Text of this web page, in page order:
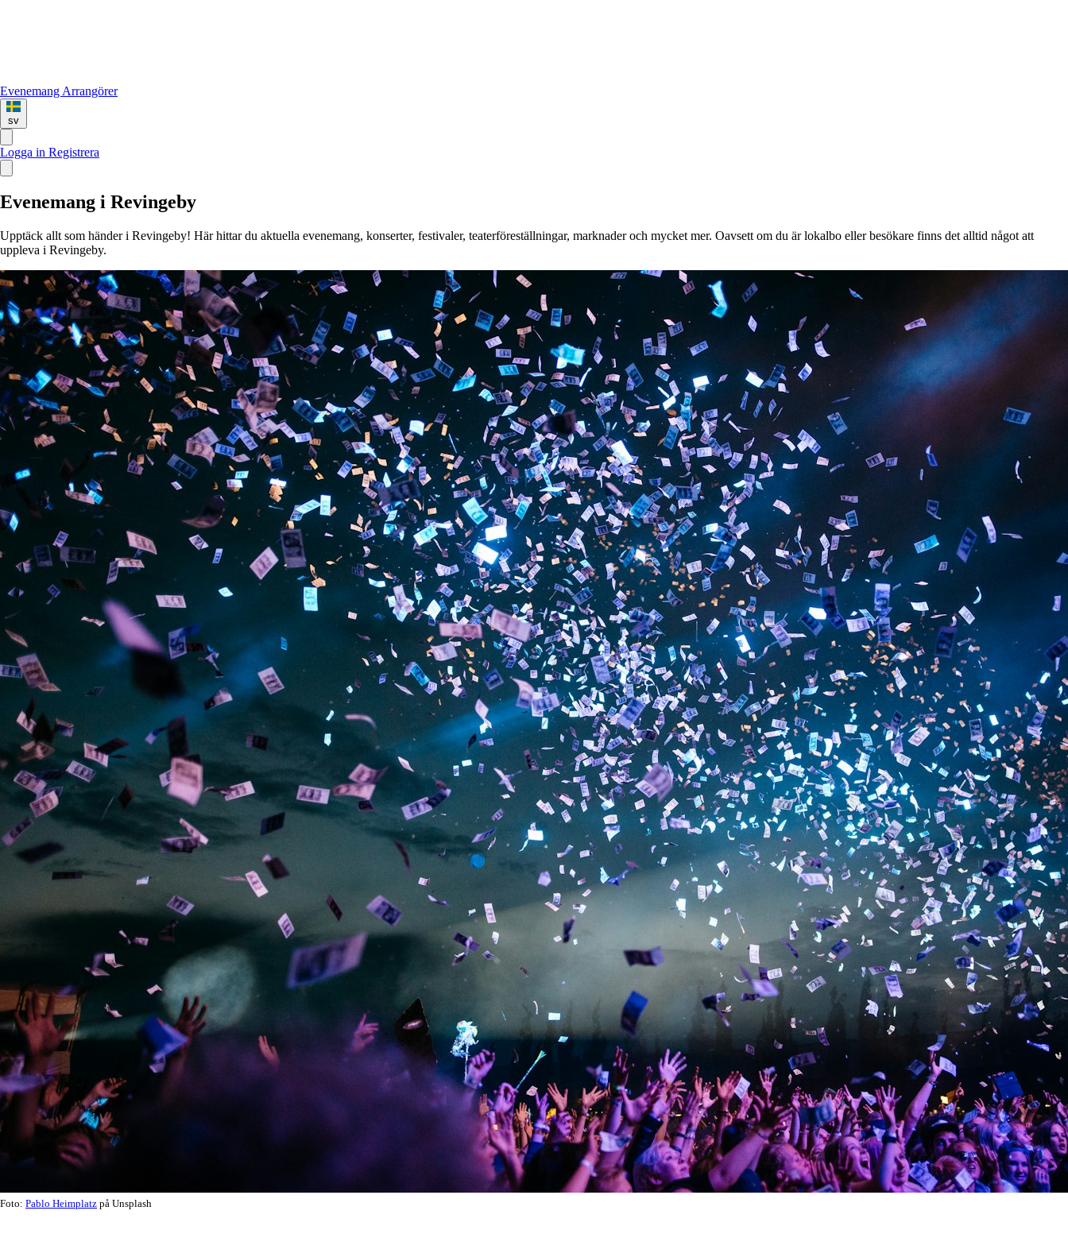
Evenemang Arrangörer
sv
Logga in Registrera
Evenemang i Revingeby
Upptäck allt som händer i Revingeby! Här hittar du aktuella evenemang, konserter, festivaler, teaterföreställningar, marknader och mycket mer. Oavsett om du är lokalbo eller besökare finns det alltid något att
uppleva i Revingeby.
Foto: Pablo Heimplatz på Unsplash